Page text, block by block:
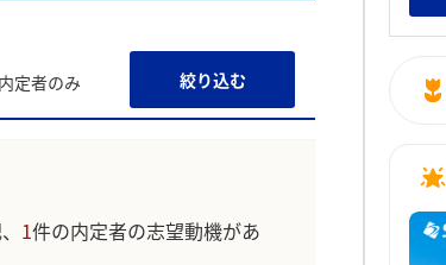
内定者のみ 絞り込む
1件の内定者の志望動機があ